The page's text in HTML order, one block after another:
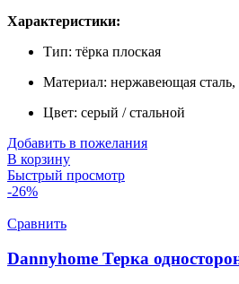
Характеристики:
Тип: тёрка плоская
Материал: нержавеющая сталь,
Цвет: серый / стальной
Добавить в пожелания
В корзину
Быстрый просмотр
-26%
Сравнить
Dannyhome Терка